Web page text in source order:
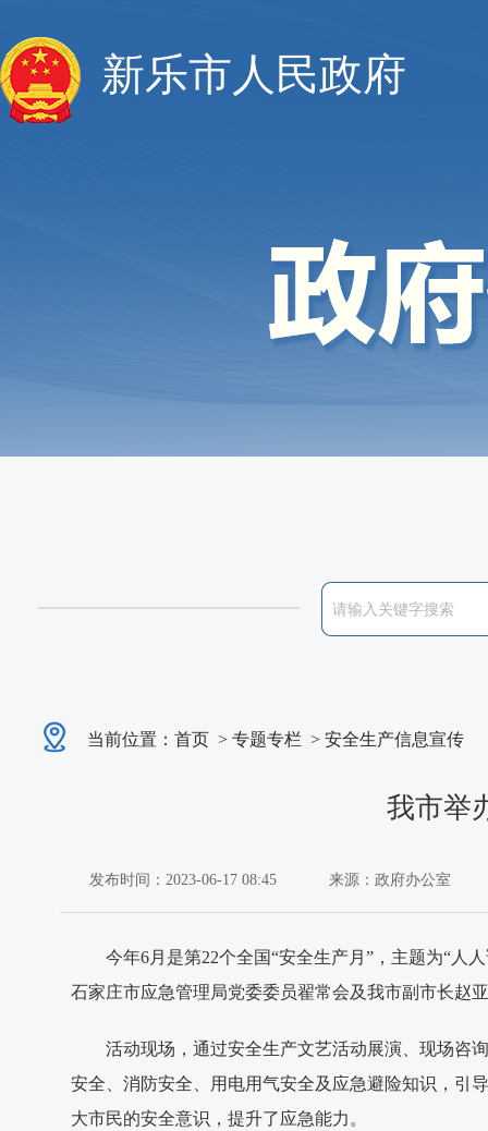
新乐市人民政府
当前位置： 首页 > 专题专栏 > 安全生产信息宣传
我市举
发布时间：2023-06-17 08:45 来源：政府办公室
今年6月是第22个全国“安全生产月”，主题为“人
石家庄市应急管理局党委委员翟常会及我市副市长赵
活动现场，通过安全生产文艺活动展演、现场咨
安全、消防安全、用电用气安全及应急避险知识，引
大市民的安全意识，提升了应急能力。